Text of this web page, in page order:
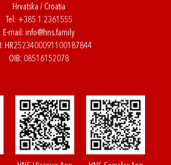
Hrvatska / Croatia
Tel: +385 1 2361555
E-mail: info@hns.family
HR2523400091100187844
OIB: 08516152078